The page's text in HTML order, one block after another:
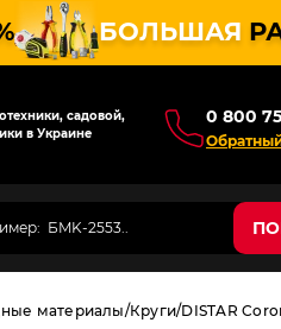
БОЛЬШАЯ
садовой,
в Украине
0 800
материалы Круги DISTAR